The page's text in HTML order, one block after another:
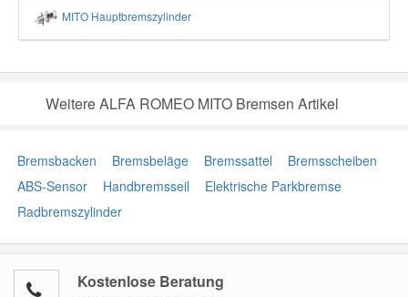
MITO Hauptbremszylinder
Weitere ALFA ROMEO MITO Bremsen Artikel
Bremsbacken Bremsbeläge Bremssattel
Bremsscheiben
ABS-Sensor
Handbremsseil
Elektrische Parkbremse
Radbremszylinder
Kostenlose Beratung